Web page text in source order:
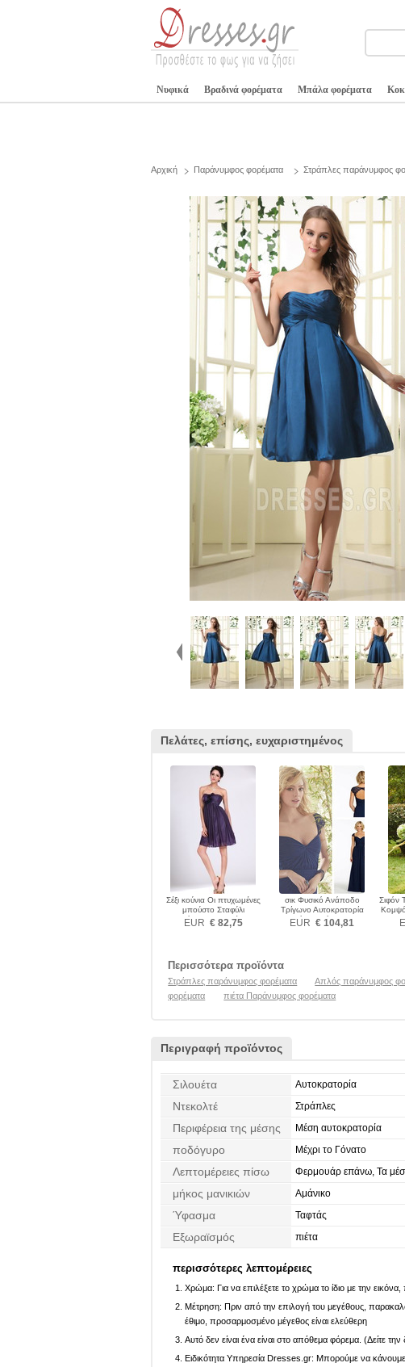
Νυφικά Βραδινά φορέματα Μπάλα φορέματα
Αρχική Παράνυμφος φορέματα Στράπλες παράνυμφος
Πελάτες, επίσης, ευχαριστημένος
Σέξι κούνια Οι πτυχωμένες
μπούστο Σταφύλι
Παράνυμφος φορέματα
EUR € 82,75
σικ Φυσικό Ανάποδο
Τρίγωνο Αυτοκρατορία
Σιφόν Παράνυμφος
φορέματα
EUR € 104,81
Σιφόν
Περισσότερα προϊόντα
Στράπλες παράνυμφος φορέματα Απλός παράνυμφος
φορέματα
πιέτα Παράνυμφος φορέματα
Περιγραφή προϊόντος
Σιλουέτα Αυτοκρατορία
Ντεκολτέ Στράπλες
Περιφέρεια της μέσης Μέση αυτοκρατορία
ποδόγυρο Μέχρι το Γόνατο
Λεπτομέρειες πίσω Φερμουάρ επάνω, Τα
μήκος μανικιών Αμάνικο
Ύφασμα Ταφτάς
Εξωραϊσμός πιέτα
περισσότερες λεπτομέρειες
Χρώμα: Για να επιλέξετε το χρώμα το ίδιο με την
Μέτρηση: Πριν από την επιλογή του μεγέθους,
έθιμο, προσαρμοσμένο μέγεθος είναι ελεύθερη
Αυτό δεν είναι ένα είναι στο απόθεμα φόρεμα. (Δείτε
Ειδικότητα Υπηρεσία Dresses.gr: Μπορούμε να κάνουμε